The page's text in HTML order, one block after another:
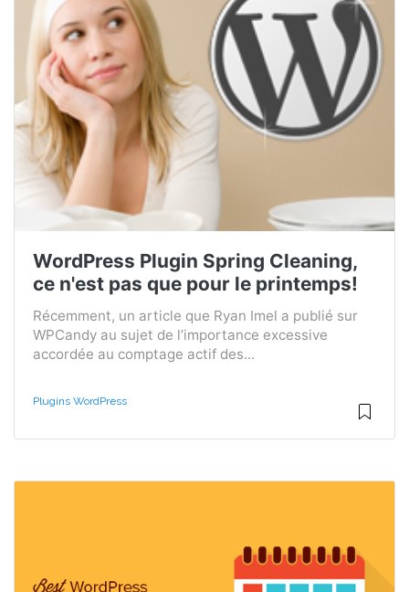
WordPress Plugin Spring Cleaning,
ce n'est pas que pour le printemps!
Récemment, un article que Ryan Imel a publié sur
WPCandy au sujet de l’importance excessive
accordée au comptage actif des...
Plugins WordPress